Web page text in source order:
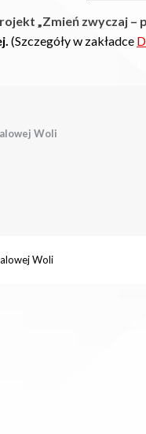
„Zmień zwyczaj
(Szczegóły w zakładce
Woli
Woli